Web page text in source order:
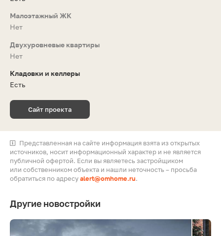
Малоэтажный ЖК
Нет
Двухуровневые квартиры
Нет
Кладовки и келлеры
Есть
Сайт проекта
Представленная на сайте информация взята из открытых
источников, носит информационный характер и не является
публичной офертой. Если вы являетесь застройщиком
или собственником объекта и нашли неточность – просьба
обратиться по адресуalert@omhome.ru.
Другие новостройки